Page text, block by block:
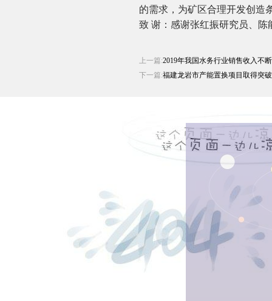
的需求，为矿区合理开发创造
致 谢：感谢张红振研究员、
上一篇:2019年我国水务行业销售收入不
下一篇:福建龙岩市产能置换项目取得突